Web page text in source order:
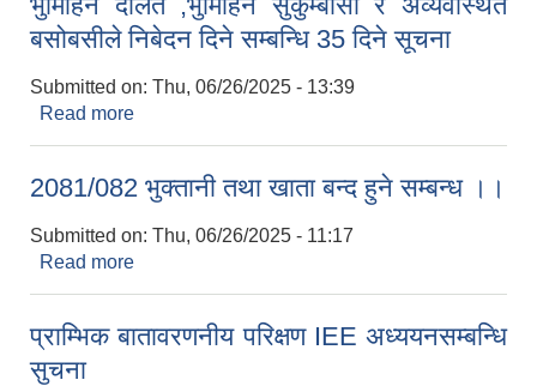
बसोबसीले निबेदन दिने सम्बन्धि 35 दिने सूचना
Submitted on: Thu, 06/26/2025 - 13:39
Read more
2081/082 भुक्तानी तथा खाता बन्द हुने सम्बन्ध ।।
Submitted on: Thu, 06/26/2025 - 11:17
Read more
प्राम्भिक बातावरणनीय परिक्षण IEE अध्ययनसम्बन्धि
सुचना